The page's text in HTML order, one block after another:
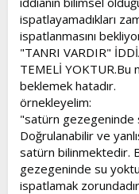
ispatlayamadıkları
ispatlanmasını
"TANRI VARDIR"
TEMELİ YOKTUR.Bu
beklemek hatadır.
örnekleyelim:
"satürn gezegeninde
Doğrulanabilir ve
satürn bilinmektedir.
gezegeninde su
ispatlamak